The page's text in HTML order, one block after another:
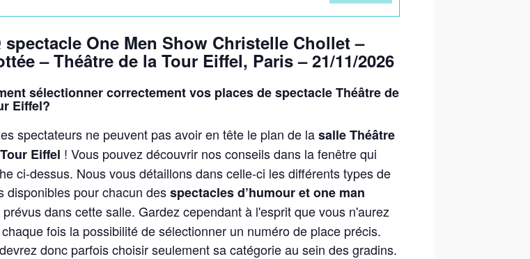
spectacle One Men Show Christelle Chollet –
– Théâtre de la Tour Eiffel, Paris – 21/11/2026
sélectionner correctement vos places de spectacle Théâtre de
Eiffel?
spectateurs ne peuvent pas avoir en tête le plan de lasalle Théâtre
Eiffel ! Vous pouvez découvrir nos conseils dans la fenêtre qui
ci-dessus. Nous vous détaillons dans celle-ci les différents types de
disponibles pour chacun desspectacles d’humour et one man
prévus dans cette salle. Gardez cependant à l'esprit que vous n'aurez
fois la possibilité de sélectionner un numéro de place précis.
donc parfois choisir seulement sa catégorie au sein des gradins.